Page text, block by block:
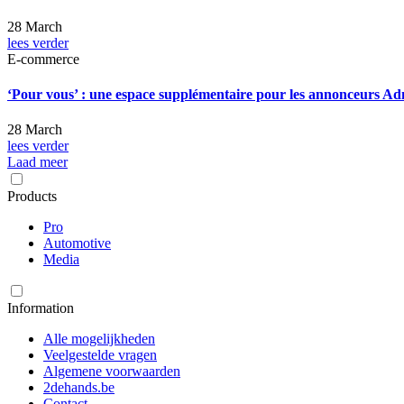
28 March
lees verder
E-commerce
‘Pour vous’ : une espace supplémentaire pour les annonceurs
28 March
lees verder
Laad meer
Products
Pro
Automotive
Media
Information
Alle mogelijkheden
Veelgestelde vragen
Algemene voorwaarden
2dehands.be